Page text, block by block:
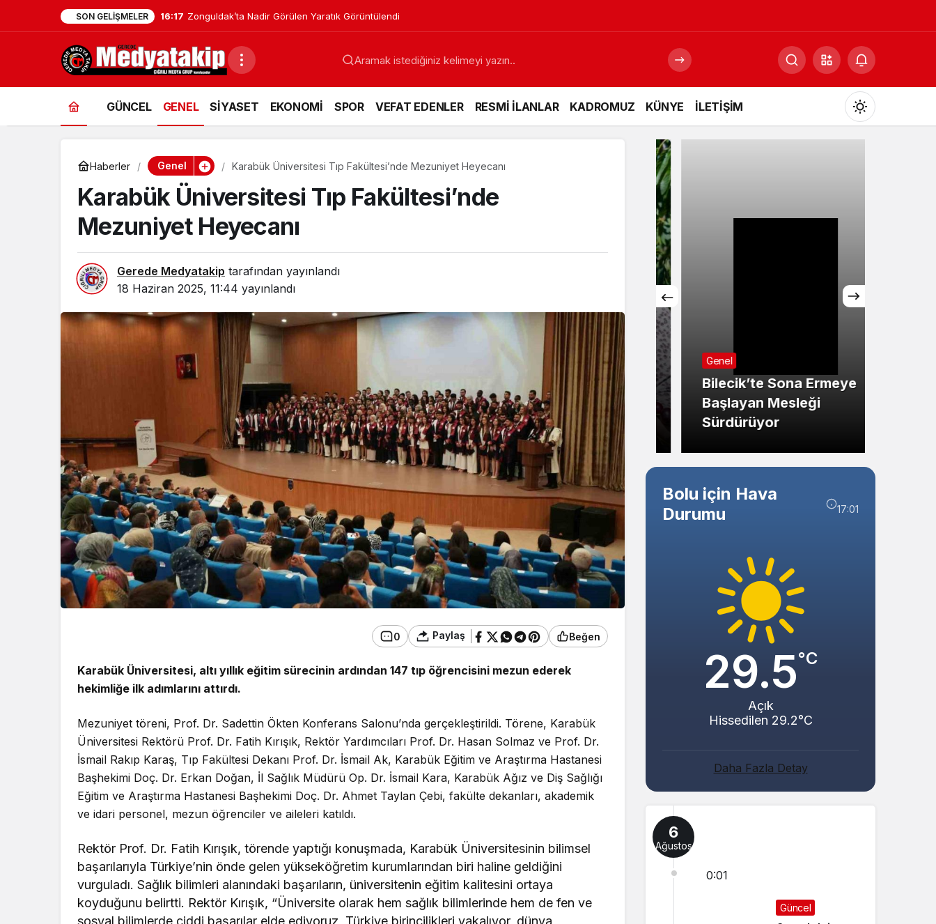
SON GELIŞMELER 15:27 Ankara Çubuk’ta 80 Ton Bekleniyor
GÜNCEL GENEL SİYASET EKONOMİ SPOR VEFAT EDENLER RESMİ İLANLAR KADROMUZ KÜNYE İLETİŞİM
Mod
değiştir
Gündüz Modu
Haberler Genel Karabük Üniversitesi Tıp Fakültesi’nde Mezuniyet Heyecanı
Karabük Üniversitesi Tıp Fakültesi’nde
Mezuniyet Heyecanı
Gerede Medyatakip tarafından yayınlandı
18 Haziran 2025, 11:44 yayınlandı
0 Paylaş Beğen
Karabük Üniversitesi, altı yıllık eğitim sürecinin ardından 147 tıp öğrencisini mezun ederek
hekimliğe ilk adımlarını attırdı.
Mezuniyet töreni, Prof. Dr. Sadettin Ökten Konferans Salonu’nda gerçekleştirildi. Törene, Karabük
Üniversitesi Rektörü Prof. Dr. Fatih Kırışık, Rektör Yardımcıları Prof. Dr. Hasan Solmaz ve Prof. Dr.
İsmail Rakıp Karaş, Tıp Fakültesi Dekanı Prof. Dr. İsmail Ak, Karabük Eğitim ve Araştırma Hastanesi
Başhekimi Doç. Dr. Erkan Doğan, İl Sağlık Müdürü Op. Dr. İsmail Kara, Karabük Ağız ve Diş Sağlığı
Eğitim ve Araştırma Hastanesi Başhekimi Doç. Dr. Ahmet Taylan Çebi, fakülte dekanları, akademik
ve idari personel, mezun öğrenciler ve aileleri katıldı.
Rektör Prof. Dr. Fatih Kırışık, törende yaptığı konuşmada, Karabük Üniversitesinin bilimsel
başarılarıyla Türkiye’nin önde gelen yükseköğretim kurumlarından biri haline geldiğini
vurguladı. Sağlık bilimleri alanındaki başarıların, üniversitenin eğitim kalitesini ortaya
koyduğunu belirtti. Rektör Kırışık, “Üniversite olarak hem sağlık bilimlerinde hem de fen ve
sosyal bilimlerde ciddi başarılar elde ediyoruz. Türkiye birincilikleri yakalıyor, dünya
Genel
Zonguldak’ta Nadir
Görülen Yaratık
Görüntülendi
Ankara Çubuk’ta 80 Ton
Bekleniyor
Genel
Bilecik’te Sona Ermeye
Başlayan Mesleği
Sürdürüyor
Bolu için Hava
Durumu
17:01
29.5°C
Açık
Hissedilen 29.2°C
Daha Fazla Detay
6
Ağustos
0:01
Güncel